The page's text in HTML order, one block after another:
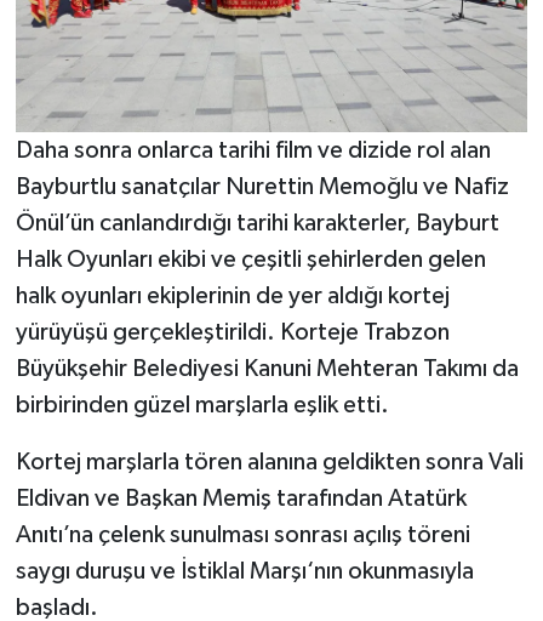
Daha sonra onlarca tarihi film ve dizide rol alan
Bayburtlu sanatçılar Nurettin Memoğlu ve Nafiz
Önül’ün canlandırdığı tarihi karakterler, Bayburt
Halk Oyunları ekibi ve çeşitli şehirlerden gelen
halk oyunları ekiplerinin de yer aldığı kortej
yürüyüşü gerçekleştirildi. Korteje Trabzon
Büyükşehir Belediyesi Kanuni Mehteran Takımı da
birbirinden güzel marşlarla eşlik etti.
Kortej marşlarla tören alanına geldikten sonra Vali
Eldivan ve Başkan Memiş tarafından Atatürk
Anıtı’na çelenk sunulması sonrası açılış töreni
saygı duruşu ve İstiklal Marşı‘nın okunmasıyla
başladı.